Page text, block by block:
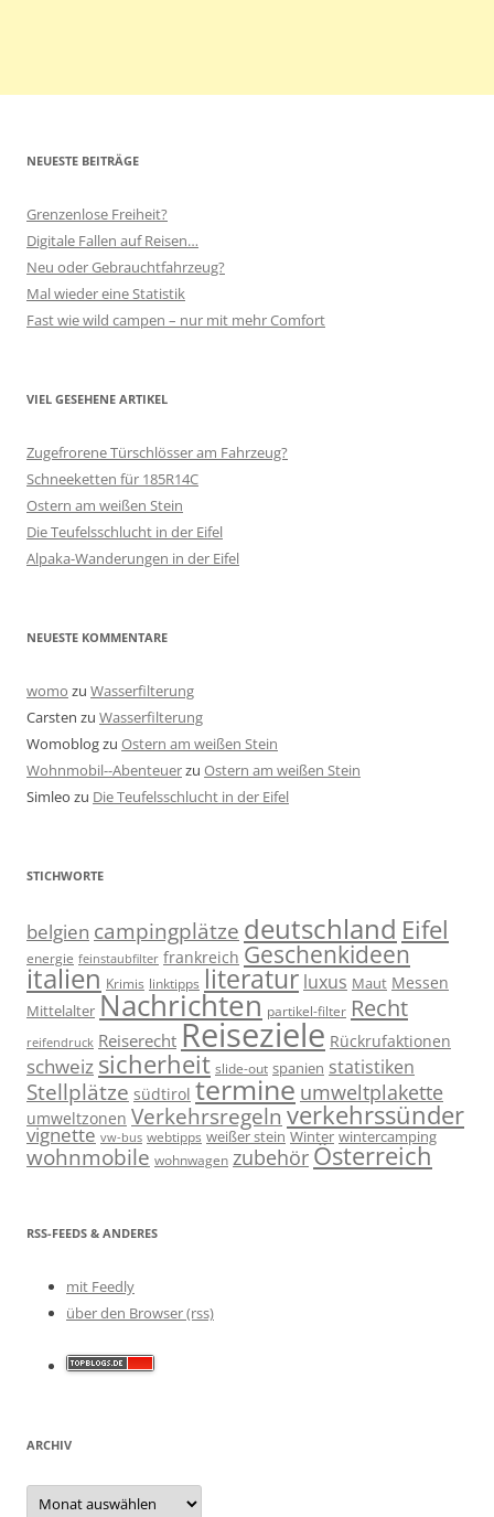
NEUESTE BEITRÄGE
Grenzenlose Freiheit?
Digitale Fallen auf Reisen…
Neu oder Gebrauchtfahrzeug?
Mal wieder eine Statistik
Fast wie wild campen – nur mit mehr Comfort
VIEL GESEHENE ARTIKEL
Zugefrorene Türschlösser am Fahrzeug?
Schneeketten für 185R14C
Ostern am weißen Stein
Die Teufelsschlucht in der Eifel
Alpaka-Wanderungen in der Eifel
NEUESTE KOMMENTARE
womo zu Wasserfilterung
Carsten zu Wasserfilterung
Womoblogzu Ostern am weißen Stein
Wohnmobil--Abenteuerzu Ostern am weißen Stein
Simleo zu Die Teufelsschlucht in der Eifel
STICHWORTE
belgien campingplätze deutschland Eifel
energie feinstaubfilter frankreich Geschenkideen
italien Krimis linktipps literatur luxus Maut Messen
Mittelalter Nachrichten partikel-filter Recht
reifendruck Reiserecht Reiseziele Rückrufaktionen
schweiz sicherheit slide-out spanien statistiken
Stellplätze südtirol termine umweltplakette
umweltzonen Verkehrsregeln verkehrssünder
vignette vw-bus webtipps weißer stein Winter wintercamping
wohnmobile wohnwagen zubehör Österreich
RSS-FEEDS & ANDERES
mit Feedly
über den Browser (rss)
ARCHIV
Archiv